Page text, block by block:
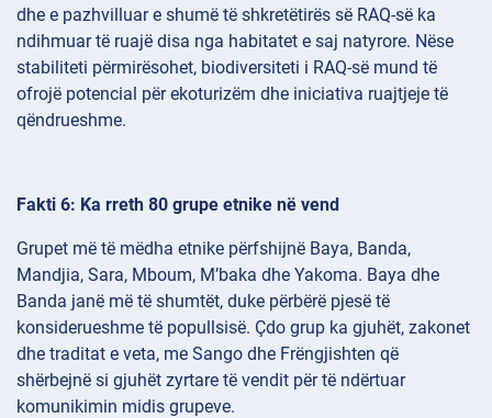
dhe e pazhvilluar e shumë të shkretëtirës së RAQ-së ka
ndihmuar të ruajë disa nga habitatet e saj natyrore. Nëse
stabiliteti përmirësohet, biodiversiteti i RAQ-së mund të
ofrojë potencial për ekoturizëm dhe iniciativa ruajtjeje të
qëndrueshme.
Fakti 6: Ka rreth 80 grupe etnike në vend
Grupet më të mëdha etnike përfshijnë Baya, Banda,
Mandjia, Sara, Mboum, M’baka dhe Yakoma. Baya dhe
Banda janë më të shumtët, duke përbërë pjesë të
konsiderueshme të popullsisë. Çdo grup ka gjuhët, zakonet
dhe traditat e veta, me Sango dhe Frëngjishten që
shërbejnë si gjuhët zyrtare të vendit për të ndërtuar
komunikimin midis grupeve.